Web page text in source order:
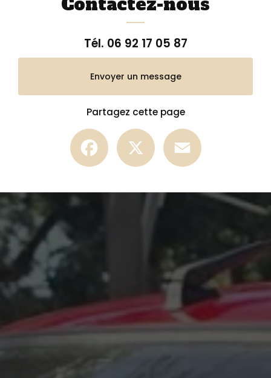
Tél. 06 92 17 05 87
Envoyer un message
Partagez cette page
Facebook